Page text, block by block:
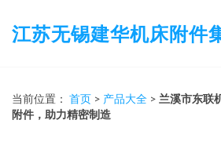
江苏无锡建华机床附件
当前位置： 首页 > 产品大全 > 兰溪市东联
附件，助力精密制造